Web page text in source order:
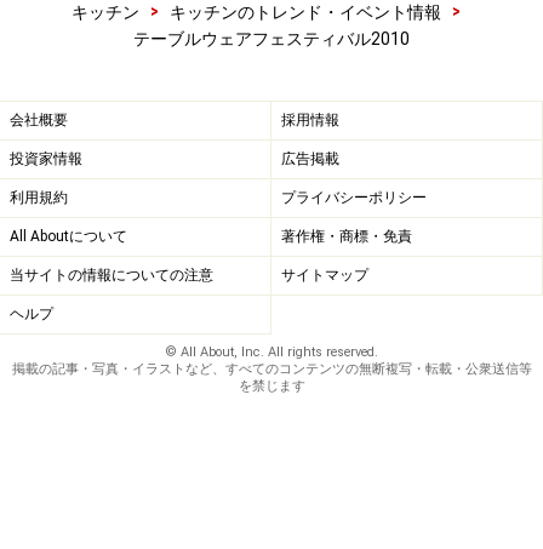
キッチン
> キッチンのトレンド・イベント情報
>
テーブルウェアフェスティバル2010
会社概要 採用情報
投資家情報 広告掲載
利用規約 プライバシーポリシー
All Aboutについて 著作権・商標・免責
当サイトの情報についての注意 サイトマップ
ヘルプ
© All About, Inc. All rights reserved.
掲載の記事・写真・イラストなど、すべてのコンテンツの無断複写・転載・公衆送信等
を禁じます